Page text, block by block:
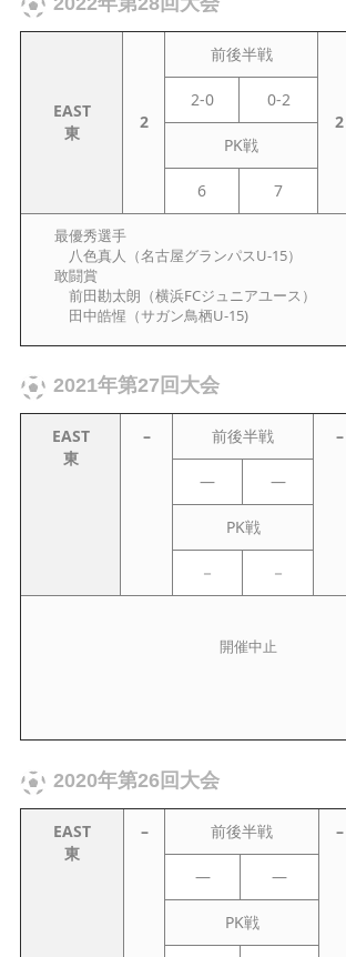
EAST
東
2
前後半戦
2
2-0 0-2
PK戦
6 7
最優秀選手
八色真人（名古屋グランパスU-15）
敢闘賞
前田勘太朗（横浜FCジュニアユース）
田中皓惺（サガン鳥栖U-15)
2021年第27回大会
EAST
東
– 前後半戦 –
—
—
PK戦
－ －
開催中止
2020年第26回大会
EAST
東
– 前後半戦 –
—
—
PK戦